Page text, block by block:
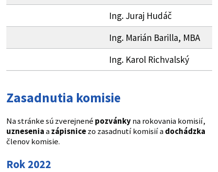
Ing. Juraj Hudáč
Ing. Marián Barilla, MBA
Ing. Karol Richvalský
Zasadnutia komisie
Na stránke sú zverejnené pozvánkyna rokovania komisií,
uzneseniaazápisnicezo zasadnutí komisií adochádzka
členov komisie.
Rok 2022